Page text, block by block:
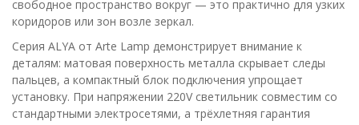
свободное пространство вокруг — это практично для узких
коридоров или зон возле зеркал.
Серия ALYA от Arte Lamp демонстрирует внимание к
деталям: матовая поверхность металла скрывает следы
пальцев, а компактный блок подключения упрощает
установку. При напряжении 220V светильник совместим со
стандартными электросетями, а трёхлетняя гарантия